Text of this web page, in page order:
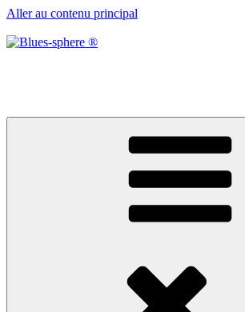
Aller au contenu principal